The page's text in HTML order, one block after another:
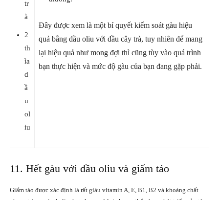
tr
à
2
th
ìa
d
ầ
u
ol
iu
Đây được xem là một bí quyết kiểm soát gàu hiệu
quả bằng dầu oliu với dầu cây trà, tuy nhiên để mang
lại hiệu quả như mong đợi thì cũng tùy vào quá trình
bạn thực hiện và mức độ gàu của bạn đang gặp phải.
11. Hết gàu với dầu oliu và giấm táo
Giấm táo được xác định là rất giàu vitamin A, E, B1, B2 và khoáng chất